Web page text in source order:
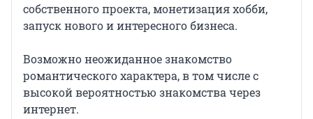
собственного проекта, монетизация хобби,
запуск нового и интересного бизнеса.
Возможно неожиданное знакомство
романтического характера, в том числе с
высокой вероятностью знакомства через
интернет.